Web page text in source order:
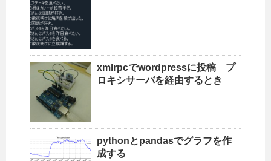
xmlrpcでwordpressに投稿 プ
ロキシサーバを経由するとき
pythonとpandasでグラフを作
成する